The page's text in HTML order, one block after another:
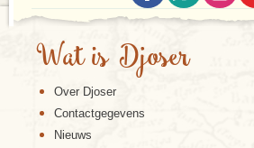
Wat is Djoser
Over Djoser
Contactgegevens
Nieuws